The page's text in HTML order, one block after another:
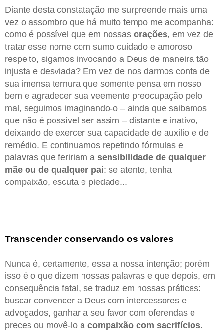
Diante desta constatação me surpreende mais uma
vez o assombro que há muito tempo me acompanha:
como é possível que em nossas orações, em vez de
tratar esse nome com sumo cuidado e amoroso
respeito, sigamos invocando a Deus de maneira tão
injusta e desviada? Em vez de nos darmos conta de
sua imensa ternura que somente pensa em nosso
bem e agradecer sua veemente preocupação pelo
mal, seguimos imaginando-o – ainda que saibamos
que não é possível ser assim – distante e inativo,
deixando de exercer sua capacidade de auxilio e de
remédio. E continuamos repetindo fórmulas e
palavras que feririam a sensibilidade de qualquer
mãe ou de qualquer pai: se atente, tenha
compaixão, escuta e piedade...
Transcender conservando os valores
Nunca é, certamente, essa a nossa intenção; porém
isso é o que dizem nossas palavras e que depois, em
consequência fatal, se traduz em nossas práticas:
buscar convencer a Deus com intercessores e
advogados, ganhar a seu favor com oferendas e
preces ou movê-lo a compaixão com sacrifícios.